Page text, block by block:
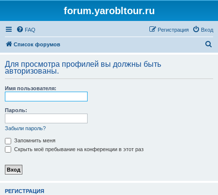
forum.yarobltour.ru
FAQ Вход
Регистрация
Список форумов
с
Для просмотра профилей вы должны быть
авторизованы.
Имя пользователя:
Пароль:
Забыли пароль?
Запомнить меня
Скрыть моё пребывание на конференции в этот раз
РЕГИСТРАЦИЯ